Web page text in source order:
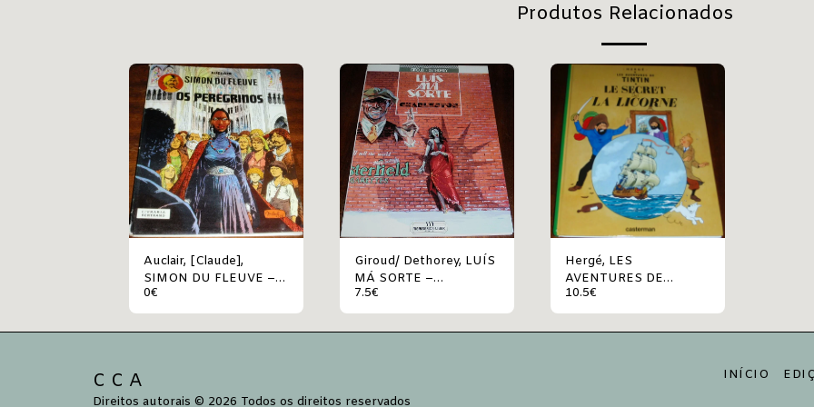
Produtos Relacionados
Auclair, [Claude],
SIMON DU FLEUVE –
OS PEREGRINOS
0€
Giroud/ Dethorey, LUÍS
MÁ SORTE –
CHARLESTON
7.5€
Hergé, LES
AVENTURES DE
TINTIN – LE SECRET
DE LA LICORNE
10.5€
C C A
Direitos autorais © 2026 Todos os direitos reservados
INÍCIO